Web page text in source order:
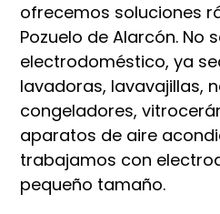
ofrecemos soluciones
Pozuelo de Alarcón. No
electrodoméstico, ya
lavadoras, lavavajillas,
congeladores,
aparatos de aire
trabajamos con
pequeño tamaño.